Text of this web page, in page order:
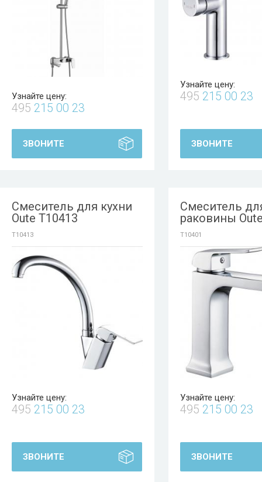
Узнайте цену:
495 215 00 23
ЗВОНИТЕ
Узнайте цену:
495 215 00 23
ЗВОНИТЕ
Смеситель для кухни
Oute T10413
T10413
Узнайте цену:
495 215 00 23
ЗВОНИТЕ
Смеситель
раковины
T10401
Узнайте цену:
495 215 00 23
ЗВОНИТЕ